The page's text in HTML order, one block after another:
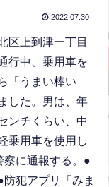
2022.07.30
区上到津一丁目
行中、乗用車を
「うまい棒い
した。男は、年
ンチくらい、中
乗用車を使用し
察に通報する。●
犯アプリ「みま